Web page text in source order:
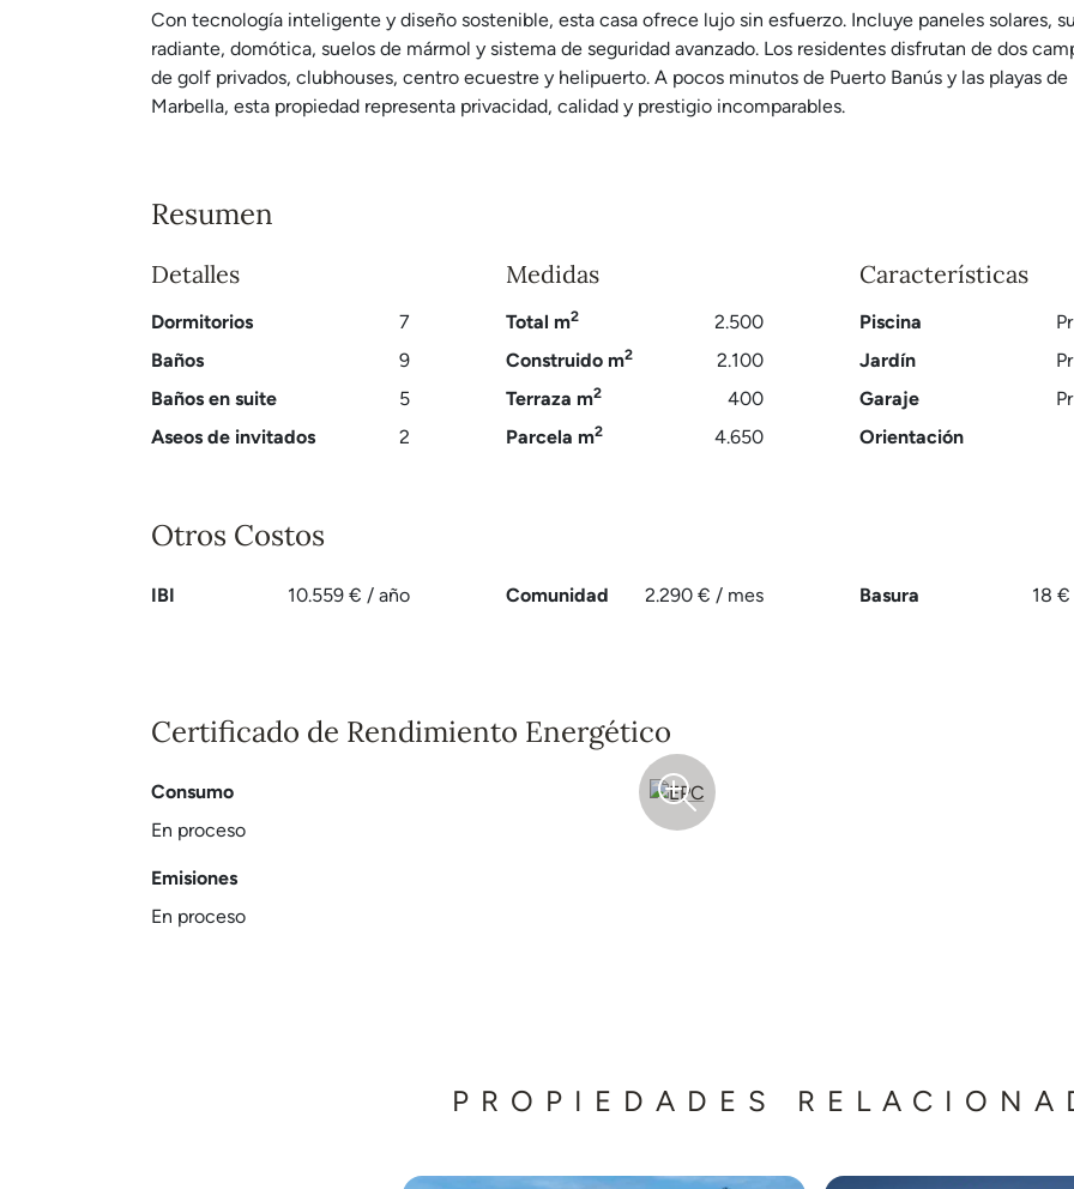
Con tecnología inteligente y diseño sostenible, esta casa ofrece lujo sin esfuerzo. Incluye paneles solares,
radiante, domótica, suelos de mármol y sistema de seguridad avanzado. Los residentes disfrutan de dos
de golf privados, clubhouses, centro ecuestre y helipuerto. A pocos minutos de Puerto Banús y las playas de
Marbella, esta propiedad representa privacidad, calidad y prestigio incomparables.
Resumen
Detalles
Dormitorios
7
Baños
9
Baños en suite
5
Aseos de invitados
2
Medidas
Total m2
2.500
Construido m2
2.100
Terraza m2
400
Parcela m2 4.650
Características
Piscina
Jardín
Garaje
Orientación
Otros Costos
IBI 10.559 € / año Comunidad 2.290 € / mes Basura 18
Certificado de Rendimiento Energético
Consumo
En proceso
Emisiones
En proceso
PROPIEDADES